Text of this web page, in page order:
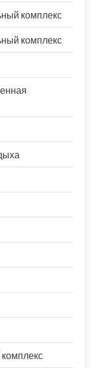
комплекс
комплекс